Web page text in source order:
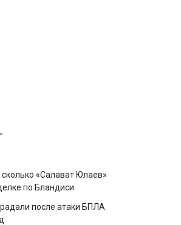
сколько «Салават Юлаев»
по Бландиси
после атаки БПЛА